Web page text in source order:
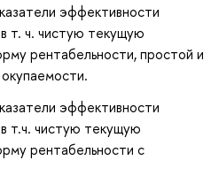
эффективности
т. ч. чистую текущую
рентабельности, простой и
эффективности
т.ч. чистую текущую
рентабельности с